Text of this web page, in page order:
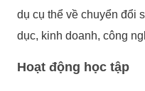
dụ cụ thể về chuyển đổi
dục, kinh doanh, công
Hoạt động học tập